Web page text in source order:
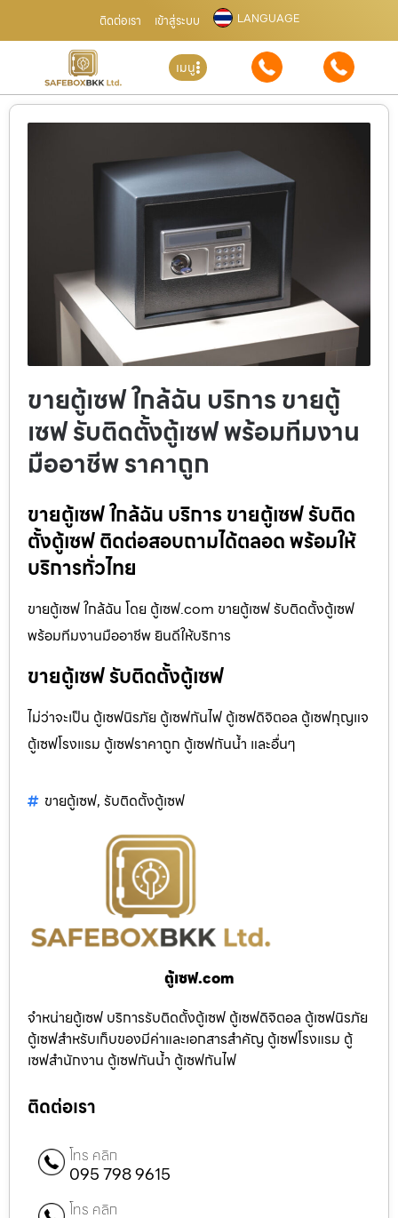
ติดต่อเรา เข้าสู่ระบบ LANGUAGE
เมนู
ขายตู้เซฟ ใกล้ฉัน บริการ ขายตู้
เซฟ รับติดตั้งตู้เซฟ พร้อมทีมงาน
มืออาชีพ ราคาถูก
ขายตู้เซฟ ใกล้ฉัน บริการ ขายตู้เซฟ รับติด
ตั้งตู้เซฟ ติดต่อสอบถามได้ตลอด พร้อมให้
บริการทั่วไทย
ขายตู้เซฟ ใกล้ฉัน โดย ตู้เซฟ.com ขายตู้เซฟ รับติดตั้งตู้เซฟ
พร้อมทีมงานมืออาชีพ ยินดีให้บริการ
ขายตู้เซฟ รับติดตั้งตู้เซฟ
ไม่ว่าจะเป็น ตู้เซฟนิรภัย ตู้เซฟกันไฟ ตู้เซฟดิจิตอล ตู้เซฟกุญแจ
ตู้เซฟโรงแรม ตู้เซฟราคาถูก ตู้เซฟกันน้ำ และอื่นๆ
ขายตู้เซฟ, รับติดตั้งตู้เซฟ
ตู้เซฟ.com
จำหน่ายตู้เซฟ บริการรับติดตั้งตู้เซฟ ตู้เซฟดิจิตอล ตู้เซฟนิรภัย
ตู้เซฟสำหรับเก็บของมีค่าและเอกสารสำคัญ ตู้เซฟโรงแรม ตู้
เซฟสำนักงาน ตู้เซฟกันน้ำ ตู้เซฟกันไฟ
ติดต่อเรา
โทร คลิก
095 798 9615
โทร คลิก